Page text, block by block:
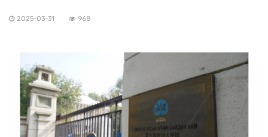
2025-03-31 968